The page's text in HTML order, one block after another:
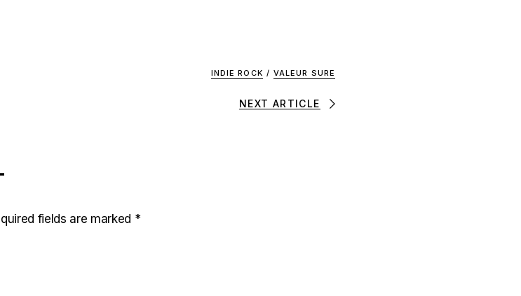
INDIE ROCK / VALEUR SURE
NEXT ARTICLE
fields are marked *